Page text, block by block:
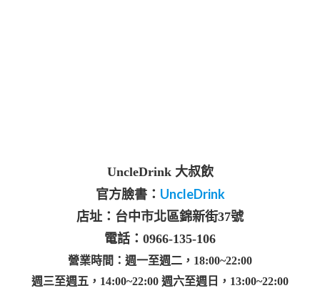
UncleDrink 大叔飲
官方臉書： UncleDrink
店址：台中市北區錦新街37號
電話：0966-135-106
營業時間：週一至週二，18:00~22:00
週三至週五，14:00~22:00 週六至週日，13:00~22:00